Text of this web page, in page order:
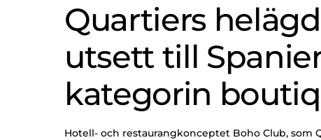
Quartiers
utsett till
kategorin
Hotell- och restaurangkonceptet Boho Club,